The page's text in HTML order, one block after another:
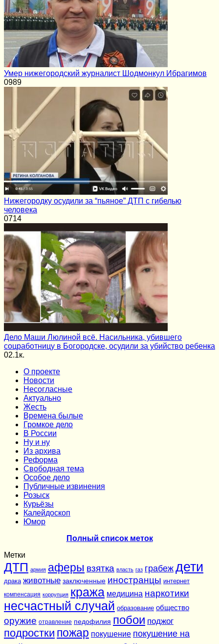
Умер нижегородский журналист Шодмонкул Ибрагимов
0989
Нижегородку осудили за “пьяное” ДТП с гибелью
человека
0714
Дело Маши Люлиной всё. Насильника, убившего
соцработницу в Богородске, осудили за убийство ребенка
02.1к.
О проекте
Новости
Несогласные
Актуально
Жесть
Времена былые
Громкое дело
В России
Ну и ну
Из архива
Реформа
Cвободная тема
Особое дело
Публичные извинения
Розыск
Курьёзы
Калейдоскоп
Юмор
Полный список меток
Метки
ДТП армия аферы взятка власть газ грабеж дети
драка животные заключенные иностранцы интернет
компенсация коррупция кража медицина наркотики
несчастный случай образование общество
оружие отравление педофилия побои поджог
подростки пожар покушение покушение на